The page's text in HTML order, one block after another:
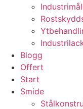
Blogg
Offert
Start
Smide